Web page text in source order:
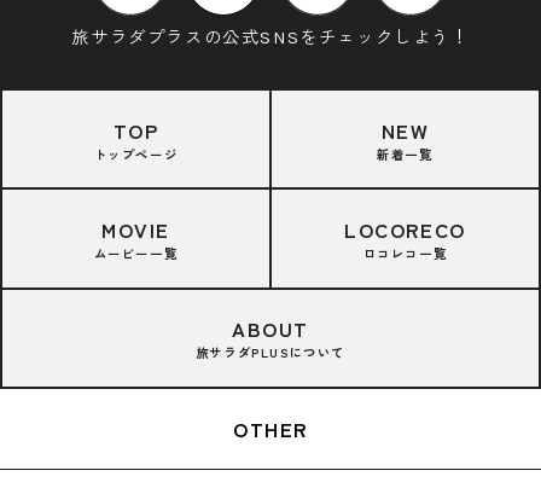
旅サラダプラスの公式SNSをチェックしよう！
TOP
トップページ
NEW
新着一覧
MOVIE
ムービー一覧
LOCORECO
ロコレコ一覧
ABOUT
旅サラダPLUSについて
OTHER